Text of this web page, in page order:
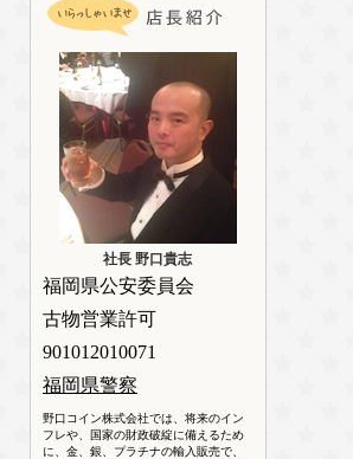
社長 野口貴志
福岡県公安委員会
古物営業許可
901012010071
福岡県警察
野口コイン株式会社では、将来のイン
フレや、国家の財政破綻に備えるため
に、金、銀、プラチナの輸入販売で、